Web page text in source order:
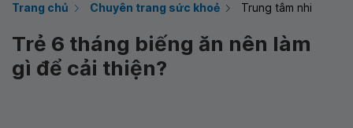
Trang chủ Chuyên trang sức khoẻ Trung tâm nhi
Trẻ 6 tháng biếng ăn nên làm
gì để cải thiện?